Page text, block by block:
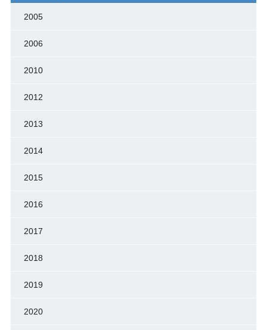
2005
2006
2010
2012
2013
2014
2015
2016
2017
2018
2019
2020